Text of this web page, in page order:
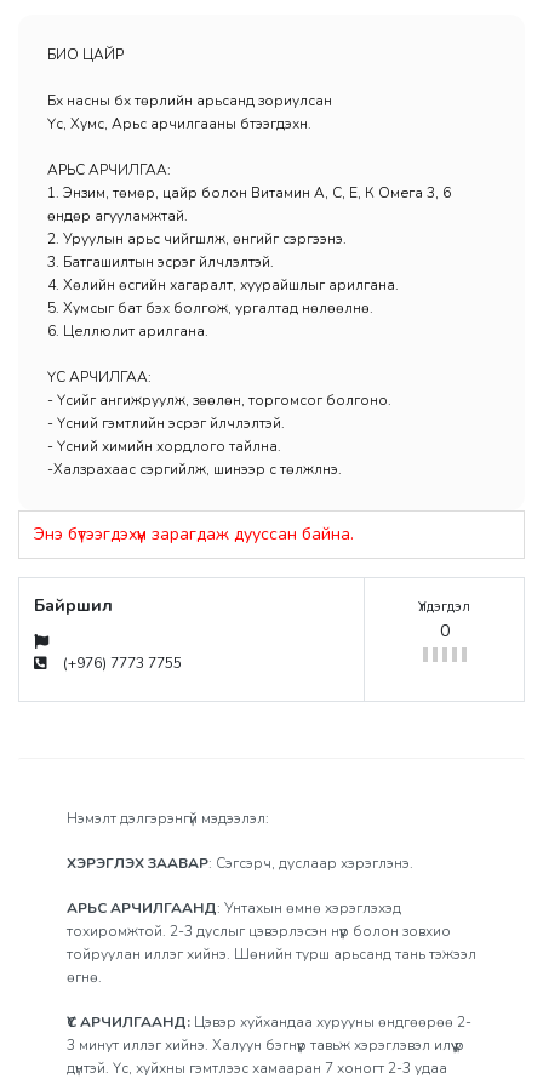
БИО ЦАЙР
Бүх насны бүх төрлийн арьсанд зориулсан
Үс, Хумс, Арьс арчилгааны бүтээгдэхүүн.
АРЬС АРЧИЛГАА:
1. Энзим, төмөр, цайр болон Витамин А, С, Е, К Омега 3, 6
өндөр агууламжтай.
2. Уруулын арьс чийгшүүлж, өнгийг сэргээнэ.
3. Батгашилтын эсрэг үйлчлэлтэй.
4. Хөлийн өсгийн хагаралт, хуурайшлыг арилгана.
5. Хумсыг бат бэх болгож, ургалтад нөлөөлнө.
6. Целлюлит арилгана.
ҮС АРЧИЛГАА:
- Үсийг ангижруулж, зөөлөн, торгомсог болгоно.
- Үсний гэмтлийн эсрэг үйлчлэлтэй.
- Үсний химийн хордлого тайлна.
-Халзрахаас сэргийлж, шинээр үс төлжүүлнэ.
Энэ бүтээгдэхүүн зарагдаж дууссан байна.
Байршил
(+976) 7773 7755
Үлдэгдэл
0
Нэмэлт дэлгэрэнгүй мэдээлэл:
ХЭРЭГЛЭХ ЗААВАР: Сэгсэрч, дуслаар хэрэглэнэ.
АРЬС АРЧИЛГААНД: Унтахын өмнө хэрэглэхэд
тохиромжтой. 2-3 дуслыг цэвэрлэсэн нүүр болон зовхио
тойруулан иллэг хийнэ. Шөнийн турш арьсанд тань тэжээл
өгнө.
ҮС АРЧИЛГААНД: Цэвэр хуйхандаа хурууны өндгөөрөө 2-
3 минут иллэг хийнэ. Халуун бэгнүүр тавьж хэрэглэвэл илүү үр
дүнтэй. Үс, хуйхны гэмтлээс хамааран 7 хоногт 2-3 удаа